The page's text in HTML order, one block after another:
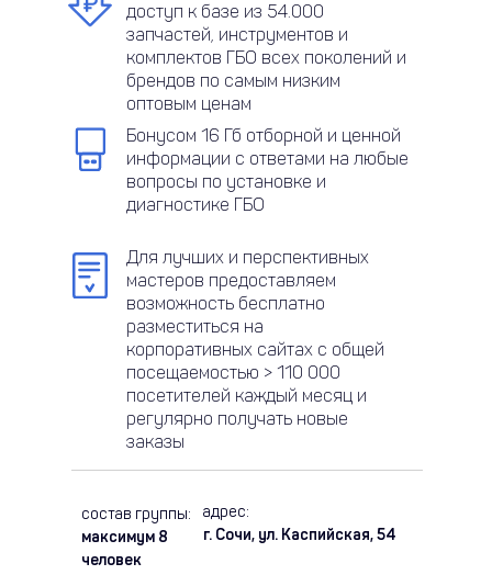
состав группы:
максимум 8
человек
адрес:
г. Сочи, ул. Каспийская, 54
доступ к базе из 54.000
запчастей, инструментов и
комплектов ГБО всех поколений и
брендов по самым низким
оптовым ценам
Бонусом 16 Гб отборной и ценной
информации с ответами на любые
вопросы по установке и
диагностике ГБО
Для лучших и перспективных
мастеров предоставляем
возможность бесплатно
разместиться на
корпоративных сайтах с общей
посещаемостью > 110 000
посетителей каждый месяц и
регулярно получать новые
заказы